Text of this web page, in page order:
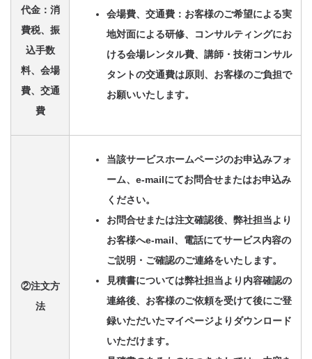
代金：消
費税、振
込手数
料、会場
費、交通
費
会場費、交通費：お客様のご希望による実
地対面による研修、コンサルティングにお
ける会場レンタル費、講師・技術コンサル
タントの交通費は原則、お客様のご負担で
お願いいたします。
②注文方
法
当該サービスホームページのお申込みフォ
ーム、e-mailにてお問合せまたはお申込み
ください。
お問合せまたは注文確認後、弊社担当より
お客様へe-mail、電話にてサービス内容の
ご説明・ご確認のご連絡をいたします。
見積書については弊社担当より内容確認の
連絡後、お客様のご依頼を受けて後にご登
録いただいたマイページよりダウンロード
いただけます。